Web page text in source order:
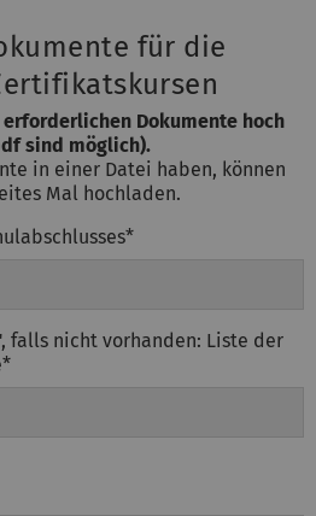
für die
Dokumente hoch
sind möglich).
in einer Datei haben, können
Mal hochladen.
*
falls nicht vorhanden: Liste der
*